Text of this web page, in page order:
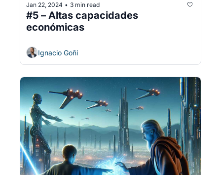
Jan 22, 2024 • 3 min read
#5 – Altas capacidades
económicas
Ignacio Goñi